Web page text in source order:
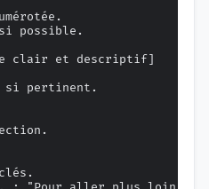
possible.
clair et descriptif]
si pertinent.